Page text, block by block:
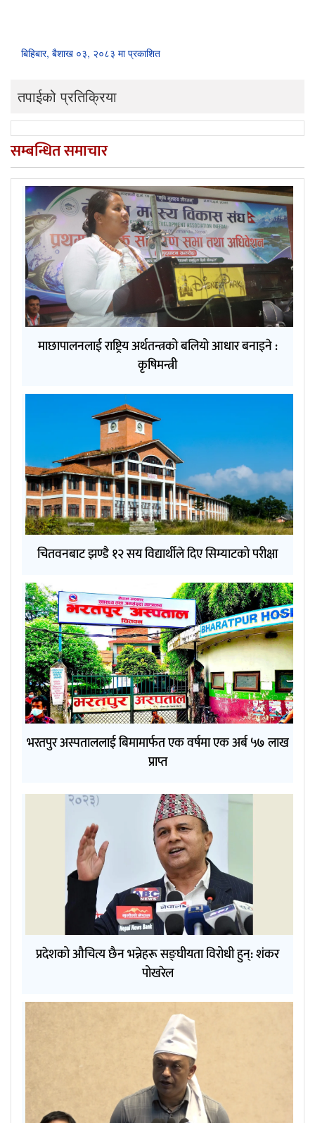
बिहिबार, बैशाख ०३, २०८३ मा प्रकाशित
तपाईको प्रतिक्रिया
सम्बन्धित समाचार
माछापालनलाई राष्ट्रिय अर्थतन्त्रको बलियो आधार बनाइने :
कृषिमन्त्री
चितवनबाट झण्डै १२ सय विद्यार्थीले दिए सिम्याटको परीक्षा
भरतपुर अस्पताललाई बिमामार्फत एक वर्षमा एक अर्ब ५७ लाख
प्राप्त
प्रदेशको औचित्य छैन भन्नेहरू सङ्घीयता विरोधी हुन्: शंकर
पोखरेल